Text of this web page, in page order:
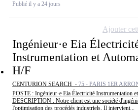
Publié il y a 24 jours
Ingénieur·e Eia
Instrumentation et
H/F
CENTURION SEARCH - 75 - PARIS 1ER
POSTE : Ingénieur·e Eia Électricité Instrumentation
DESCRIPTION : Notre client est une société
l'optimisation des procédés industriels. Il intervient...
Ajouter